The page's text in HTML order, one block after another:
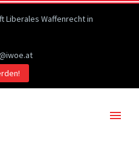
Liberales Waffenrecht in